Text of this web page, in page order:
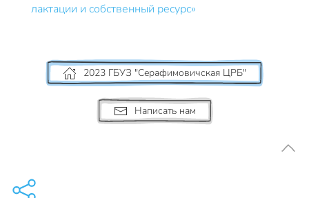
лактации и собственный ресурс»
2023 ГБУЗ "Серафимовичская ЦРБ"
Написать нам